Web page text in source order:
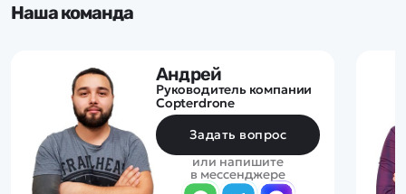
Наша команда
Андрей
Руководитель компании
Copterdrone
Задать вопрос
или напишите
в мессенджере